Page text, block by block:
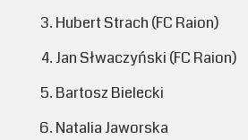
Hubert Strach (FC Raion)
Jan Słwaczyński (FC Raion)
Bartosz Bielecki
Natalia Jaworska